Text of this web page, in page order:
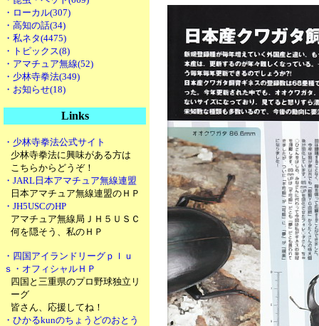
・ローカル(307)
・高知の話(34)
・私ネタ(4475)
・トピックス(8)
・アマチュア無線(52)
・少林寺拳法(349)
・お知らせ(18)
Links
・少林寺拳法公式サイト
少林寺拳法に興味がある方は
こちらからどうぞ！
・JARL日本アマチュア無線連盟
日本アマチュア無線連盟のＨＰ
・JH5USCのHP
アマチュア無線局ＪＨ５ＵＳＣ
何を隠そう、私のＨＰ
・四国アイランドリーグｐｌｕ
ｓ・オフィシャルＨＰ
四国と三重県のプロ野球独立リ
ーグ
皆さん、応援してね！
・ひかるkunのちょうどのおとう